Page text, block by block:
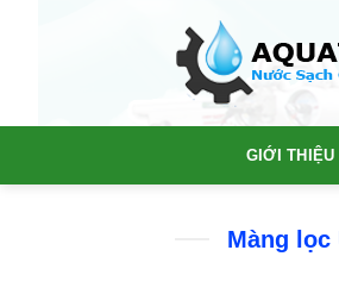
GIỚI THIỆU
Màng lọc